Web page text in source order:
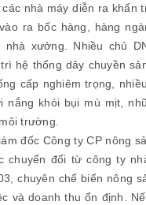
nhà máy diễn ra khẩn
ra bốc hàng, hàng
xưởng. Nhiều chủ
hệ thống dây chuyền
cấp nghiêm trọng,
nắng khói bụi mù mịt,
trường.
đốc Công ty CP nông
chuyển đổi từ công ty
chuyên chế biến nông
và doanh thu ổn định.